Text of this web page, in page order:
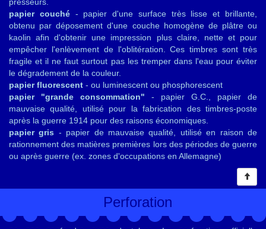
papier couché- papier d'une surface très lisse et brillante,
obtenu par déposement d'une couche homogène de plâtre ou
kaolin afin d'obtenir une impression plus claire, nette et pour
empêcher l'enlèvement de l'oblitération. Ces timbres sont très
fragile et il ne faut surtout pas les tremper dans l'eau pour éviter
le dégradement de la couleur.
papier fluorescent - ou luminescent ou phosphorescent
papier "grande consommation" - papier G.C., papier de
mauvaise qualité, utilisé pour la fabrication des timbres-poste
après la guerre 1914 pour des raisons économiques.
papier gris - papier de mauvaise qualité, utilisé en raison de
rationnement des matières premières lors des périodes de guerre
ou après guerre (ex. zones d'occupations en Allemagne)
Perforation